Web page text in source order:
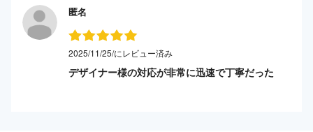
匿名
2025/11/25/にレビュー済み
デザイナー様の対応が非常に迅速で丁寧だった